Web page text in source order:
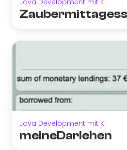
Java Development mit KI
Java Development mit KI
meineDarlehen